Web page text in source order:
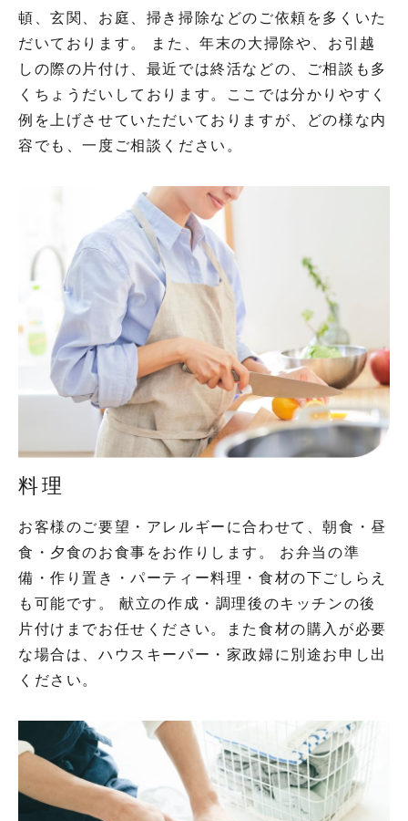
頓、玄関、お庭、掃き掃除などのご依頼を多くいた
だいております。 また、年末の大掃除や、お引越
しの際の片付け、最近では終活などの、ご相談も多
くちょうだいしております。ここでは分かりやすく
例を上げさせていただいておりますが、どの様な内
容でも、一度ご相談ください。
料理
お客様のご要望・アレルギーに合わせて、朝食・昼
食・夕食のお食事をお作りします。 お弁当の準
備・作り置き・パーティー料理・食材の下ごしらえ
も可能です。 献立の作成・調理後のキッチンの後
片付けまでお任せください。また食材の購入が必要
な場合は、ハウスキーパー・家政婦に別途お申し出
ください。